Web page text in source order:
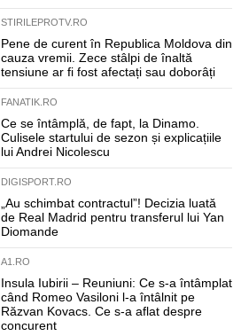
STIRILEPROTV.RO
Pene de curent în Republica Moldova din
cauza vremii. Zece stâlpi de înaltă
tensiune ar fi fost afectați sau doborâți
FANATIK.RO
Ce se întâmplă, de fapt, la Dinamo.
Culisele startului de sezon și explicațiile
lui Andrei Nicolescu
DIGISPORT.RO
„Au schimbat contractul”! Decizia luată
de Real Madrid pentru transferul lui Yan
Diomande
A1.RO
Insula Iubirii – Reuniuni: Ce s-a întâmplat
când Romeo Vasiloni l-a întâlnit pe
Răzvan Kovacs. Ce s-a aflat despre
concurent